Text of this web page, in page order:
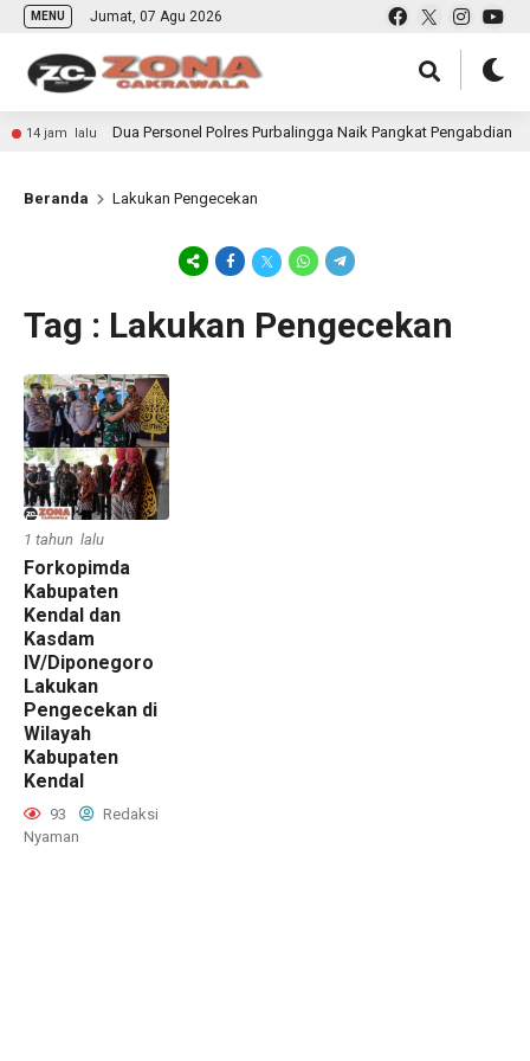
MENU Jumat, 07 Agu 2026
14 jam lalu Dua Personel Polres Purbalingga Naik Pangkat Pengabdian
Beranda Lakukan Pengecekan
Tag : Lakukan Pengecekan
1 tahun lalu
Forkopimda
Kabupaten
Kendal dan
Kasdam
IV/Diponegoro
Lakukan
Pengecekan di
Wilayah
Kabupaten
Kendal
93
Redaksi
Nyaman